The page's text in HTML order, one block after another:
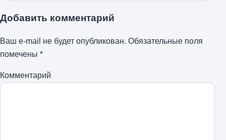
Добавить комментарий
Ваш e-mail не будет опубликован. Обязательные поля
помечены *
Комментарий